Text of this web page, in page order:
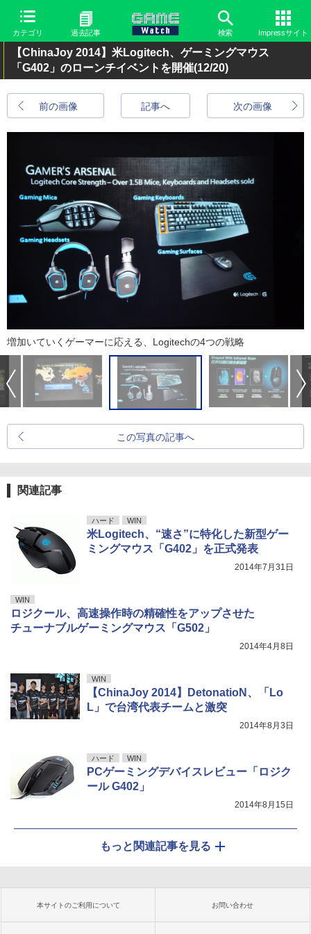
カテゴリ 過去記事 検索 Impressサイト
【ChinaJoy 2014】米Logitech、ゲーミングマウス
「G402」のローンチイベントを開催(12/20)
前の画像 次の画像
記事へ
増加いていくゲーマーに応える、Logitechの4つの戦略
この写真の記事へ
関連記事
ハード WIN
米Logitech、“速さ”に特化した新型ゲー
ミングマウス「G402」を正式発表
2014年7月31日
WIN
ロジクール、高速操作時の精確性をアップさせた
チューナブルゲーミングマウス「G502」
2014年4月8日
WIN
【ChinaJoy 2014】DetonatioN、「Lo
L」で台湾代表チームと激突
2014年8月3日
ハード WIN
PCゲーミングデバイスレビュー「ロジク
ール G402」
2014年8月15日
もっと関連記事を見る
本サイトのご利用について お問い合わせ